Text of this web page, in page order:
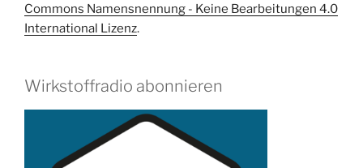
Commons Namensnennung - Keine Bearbeitungen 4.0
International Lizenz.
Wirkstoffradio abonnieren